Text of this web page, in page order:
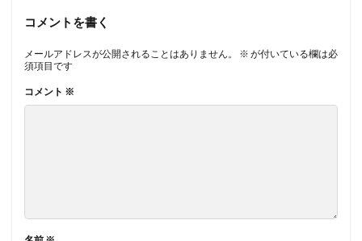
コメントを書く
メールアドレスが公開されることはありません。 ※ が付いている欄は必
須項目です
コメント ※